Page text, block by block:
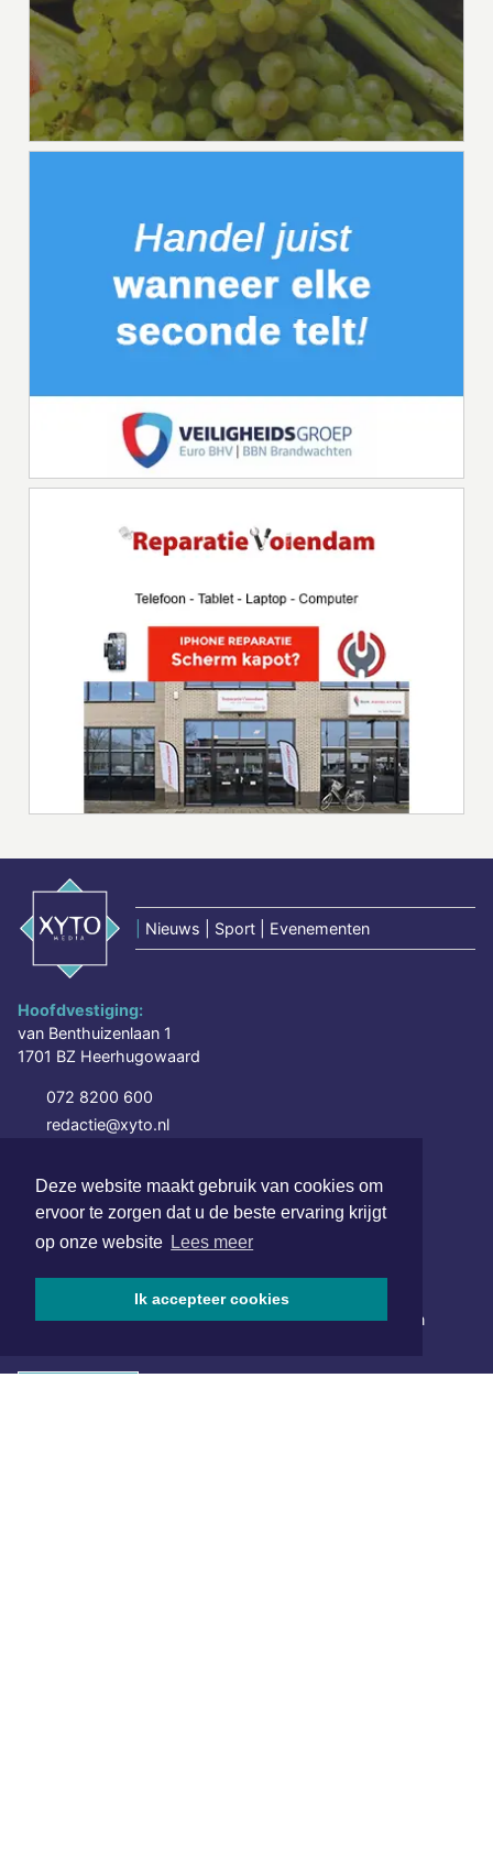
Deze website maakt gebruik van cookies om
ervoor te zorgen dat u de beste ervaring krijgt
op onze website Lees meer
Ik accepteer cookies
Nieuws | Sport | Evenementen
Hoofdvestiging:
van Benthuizenlaan 1
1701 BZ Heerhugowaard
072 8200 600
redactie@xyto.nl
SOCIAL MEDIA
NIEUWSBRIEF AANMELDEN
Schrijf je in voor onze nieuwsbrief en krijg wekelijks een